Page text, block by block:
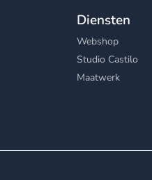
Diensten
Webshop
Studio Castilo
Maatwerk